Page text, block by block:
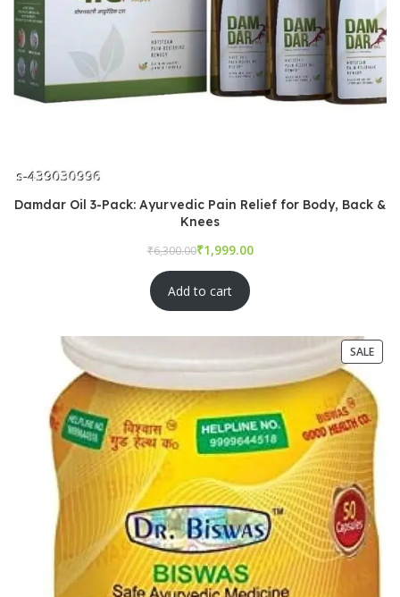
Damdar Oil 3-Pack: Ayurvedic Pain Relief for Body, Back &
Knees
₹
₹
Add to cart
SALE